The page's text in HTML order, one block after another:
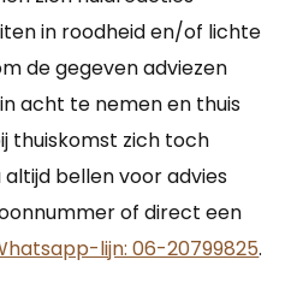
in roodheid en/of lichte
de gegeven adviezen
acht te nemen en thuis
thuiskomst zich toch
bellen voor advies
of direct een
lijn: 06-20799825.